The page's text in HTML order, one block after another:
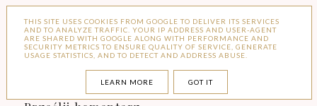
THIS SITE USES COOKIES FROM GOOGLE TO DELIVER ITS SERVICES
AND TO ANALYZE TRAFFIC. YOUR IP ADDRESS AND USER-AGENT
ARE SHARED WITH GOOGLE ALONG WITH PERFORMANCE AND
SECURITY METRICS TO ENSURE QUALITY OF SERVICE, GENERATE
USAGE STATISTICS, AND TO DETECT AND ADDRESS ABUSE.
LEARN MORE GOT IT